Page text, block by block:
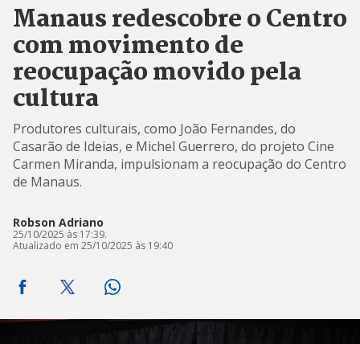
Manaus redescobre o Centro
com movimento de
reocupação movido pela
cultura
Produtores culturais, como João Fernandes, do
Casarão de Ideias, e Michel Guerrero, do projeto Cine
Carmen Miranda, impulsionam a reocupação do Centro
de Manaus.
Robson Adriano
25/10/2025 às 17:39.
Atualizado em 25/10/2025 às 19:40